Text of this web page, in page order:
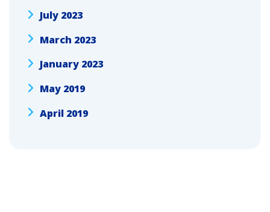
July 2023
March 2023
January 2023
May 2019
April 2019